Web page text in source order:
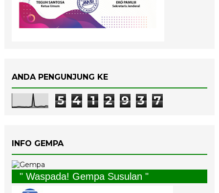
ANDA PENGUNJUNG KE
5 4 1 2 9 3 7
INFO GEMPA
" Waspada! Gempa Susulan "